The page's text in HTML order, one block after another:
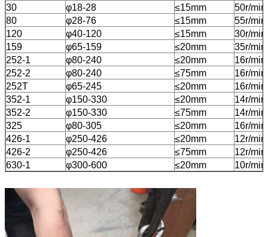
30
φ18-28 ≤15mm
50r/min
80
φ28-76 ≤15mm
55r/min
120
φ40-120 ≤15mm
30r/min
159
φ65-159 ≤20mm
35r/min
252-1
φ80-240 ≤20mm
16r/min
252-2
φ80-240 ≤75mm
16r/min
252T
φ65-245 ≤20mm
16r/min
352-1
φ150-330 ≤20mm
14r/min
352-2
φ150-330 ≤75mm
14r/min
325
φ80-305 ≤20mm
16r/min
426-1
φ250-426 ≤20mm
12r/min
426-2
φ250-426 ≤75mm
12r/min
630-1
φ300-600 ≤20mm
10r/min
850-1
φ600-820 ≤20mm
850-2